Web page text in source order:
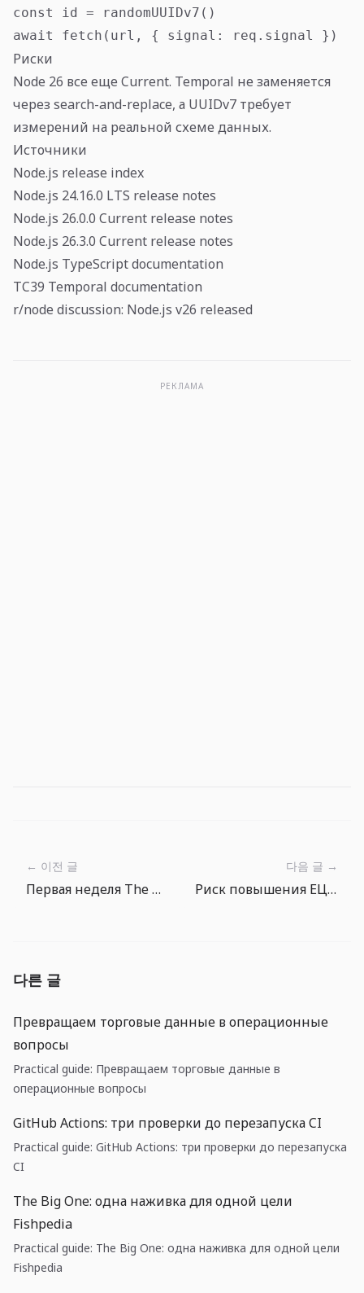
const id = randomUUIDv7()
await fetch(url, { signal: req.signal })
Риски
Node 26 все еще Current. Temporal не заменяется
через search-and-replace, а UUIDv7 требует
измерений на реальной схеме данных.
Источники
Node.js release index
Node.js 24.16.0 LTS release notes
Node.js 26.0.0 Current release notes
Node.js 26.3.0 Current release notes
Node.js TypeScript documentation
TC39 Temporal documentation
r/node discussion: Node.js v26 released
РЕКЛАМА
← 이전 글
Первая неделя The Big One: как не потерять следующий заброс
다음 글 →
Риск повышения ЕЦБ показывает: нижняя граница ставок держится
다른 글
Превращаем торговые данные в операционные
вопросы
Practical guide: Превращаем торговые данные в
операционные вопросы
GitHub Actions: три проверки до перезапуска CI
Practical guide: GitHub Actions: три проверки до перезапуска
CI
The Big One: одна наживка для одной цели
Fishpedia
Practical guide: The Big One: одна наживка для одной цели
Fishpedia